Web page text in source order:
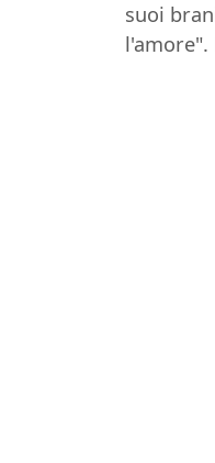
suoi
l'amore".